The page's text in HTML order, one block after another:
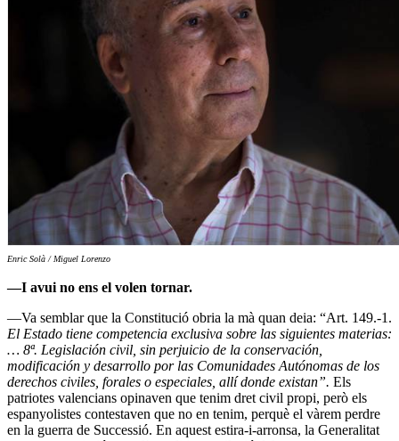
Enric Solà / Miguel Lorenzo
—I avui no ens el volen tornar.
—Va semblar que la Constitució obria la mà quan deia: “Art. 149.-1.
El Estado tiene competencia exclusiva sobre las siguientes materias:
… 8ª. Legislación civil, sin perjuicio de la conservación,
modificación y desarrollo por las Comunidades Autónomas de los
derechos civiles, forales o especiales, allí donde existan”. Els
patriotes valencians opinaven que tenim dret civil propi, però els
espanyolistes contestaven que no en tenim, perquè el vàrem perdre
en la guerra de Successió. En aquest estira-i-arronsa, la Generalitat